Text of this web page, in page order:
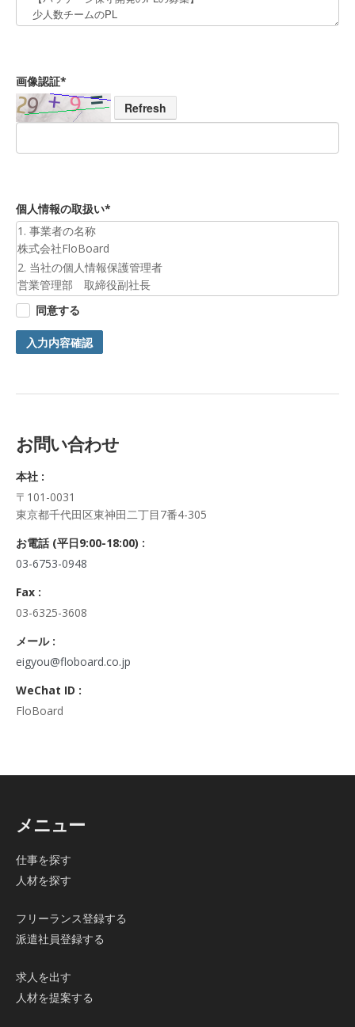
画像認証*
Refresh
個人情報の取扱い*
1. 事業者の名称
株式会社FloBoard
2. 当社の個人情報保護管理者
営業管理部 取締役副社長
3. 個人情報の利用目的
お預かりした個人情報は、お問合せへの対応のために利用いた
します。
4. 第三者提供について
ご入力頂く個人情報は第三者に提供しません。
正・追加・削除、利用の停止または消去、第三者への提供の停
口に申し出ることができます。
その際、弊社はご本人を確認させていただいたうえで、合理的
な期間内に対応いたします。
株式会社FloBoard 個人情報問合せ窓口
〒101-0031 東京都千代田区東神田二丁目7番4-305
メールアドレス: info@floboard.co.jp TEL: 03-6753-0948
ールデンウィークを除く)
6. 個人情報における任意性について
個人情報のご提供は、ご本人の任意です。ただし、必須項目を
ご入力頂けない場合は本フォームをご利用頂けませんので、ご
了承ください。
同意する
入力内容確認
お問い合わせ
本社 :
〒101-0031
東京都千代田区東神田二丁目7番4-305
お電話 (平日9:00-18:00) :
03-6753-0948
Fax :
03-6325-3608
メール :
eigyou@floboard.co.jp
WeChat ID :
FloBoard
メニュー
仕事を探す
人材を探す
フリーランス登録する
派遣社員登録する
求人を出す
人材を提案する